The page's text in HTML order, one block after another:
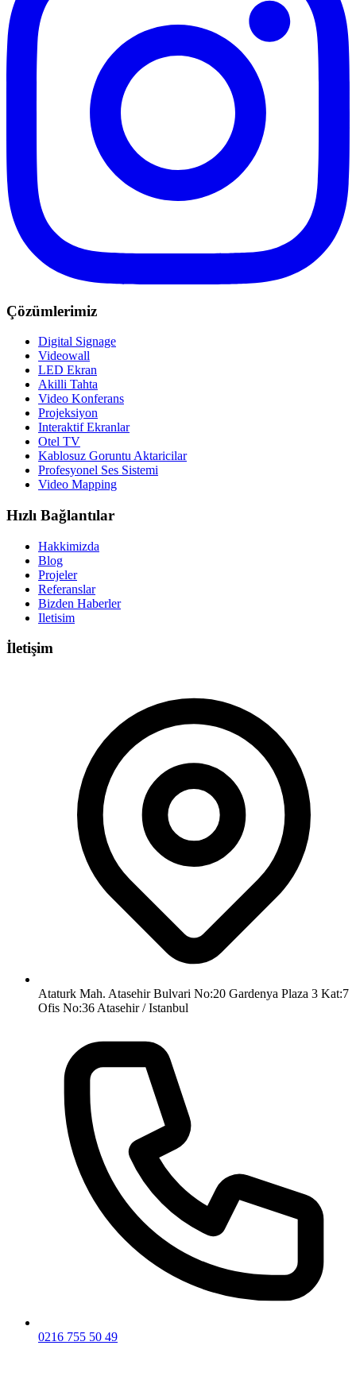
Çözümlerimiz
Digital Signage
Videowall
LED Ekran
Akilli Tahta
Video Konferans
Projeksiyon
Interaktif Ekranlar
Otel TV
Kablosuz Goruntu Aktaricilar
Profesyonel Ses Sistemi
Video Mapping
Hızlı Bağlantılar
Hakkimizda
Blog
Projeler
Referanslar
Bizden Haberler
Iletisim
İletişim
Ataturk Mah. Atasehir Bulvari No:20 Gardenya Plaza 3 Kat:7
Ofis No:36 Atasehir / Istanbul
0216 755 50 49